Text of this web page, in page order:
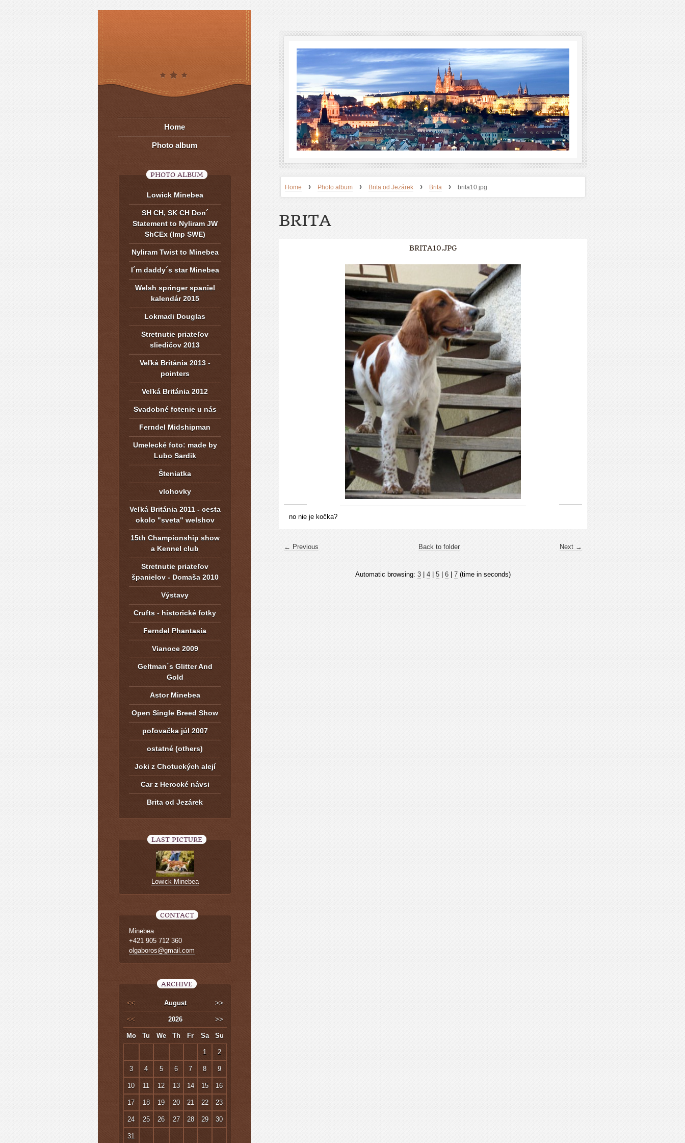
Home › Photo album › Brita od Jezárek › Brita › brita10.jpg
BRITA
BRITA10.JPG
no nie je kočka?
← Previous Next →
Back to folder
Automatic browsing: 3 4 5 6 7 (time in seconds)
Home
Photo album
PHOTO ALBUM
Lowick Minebea
SH CH, SK CH Don´
Statement to Nyliram JW
ShCEx (Imp SWE)
Nyliram Twist to Minebea
I´m daddy´s star Minebea
Welsh springer spaniel
kalendár 2015
Lokmadi Douglas
Stretnutie priateľov
sliedičov 2013
Veľká Británia 2013 -
pointers
Veľká Británia 2012
Svadobné fotenie u nás
Ferndel Midshipman
Umelecké foto: made by
Lubo Sardik
Šteniatka
vlohovky
Veľká Británia 2011 - cesta
okolo "sveta" welshov
15th Championship show
a Kennel club
Stretnutie priateľov
španielov - Domaša 2010
Výstavy
Crufts - historické fotky
Ferndel Phantasia
Vianoce 2009
Geltman´s Glitter And
Gold
Astor Minebea
Open Single Breed Show
poľovačka júl 2007
ostatné (others)
Joki z Chotuckých alejí
Car z Herocké návsi
Brita od Jezárek
LAST PICTURE
Lowick Minebea
CONTACT
Minebea
+421 905 712 360
olgaboros@gmail.com
ARCHIVE
<< August >>
<< 2026 >>
Mo Tu We Th Fr Sa Su
1 2
3 4 5 6 7 8 9
10 11 12 13 14 15 16
17 18 19 20 21 22 23
24 25 26 27 28 29 30
31